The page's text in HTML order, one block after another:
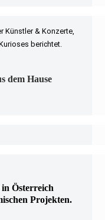
Künstler & Konzerte,
berichtet.
dem Hause
Österreich
Projekten.